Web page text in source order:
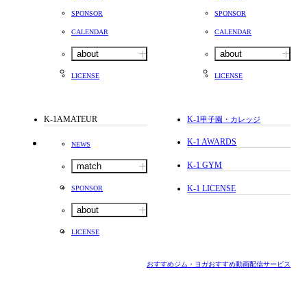
SPONSOR
CALENDAR
about
LICENSE
SPONSOR
CALENDAR
about
LICENSE
K-1AMATEUR
NEWS
match
SPONSOR
about
LICENSE
K-1甲子園・カレッジ
K-1 AWARDS
K-1 GYM
K-1 LICENSE
おすすめジム・ヨガおすすめ動画配信サービス